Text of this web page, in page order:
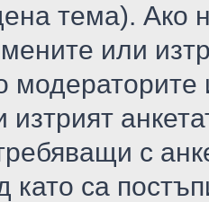
тема). Ако
или
изтрият
с
като са